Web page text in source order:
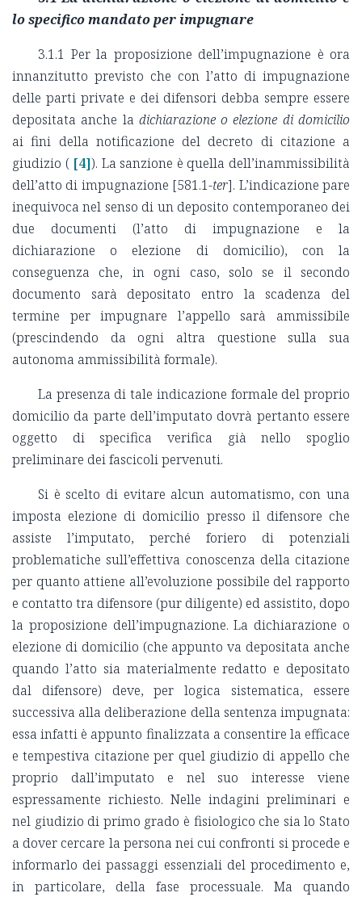
lo specifico mandato per impugnare
3.1.1 Per la proposizione dell’impugnazione è ora
innanzitutto previsto che con l’atto di impugnazione
delle parti private e dei difensori debba sempre essere
depositata anche la dichiarazione o elezione di domicilio
ai fini della notificazione del decreto di citazione a
giudizio ( [4]). La sanzione è quella dell’inammissibilità
dell’atto di impugnazione [581.1-ter]. L’indicazione pare
inequivoca nel senso di un deposito contemporaneo dei
due documenti (l’atto di impugnazione e la
dichiarazione o elezione di domicilio), con la
conseguenza che, in ogni caso, solo se il secondo
documento sarà depositato entro la scadenza del
termine per impugnare l’appello sarà ammissibile
(prescindendo da ogni altra questione sulla sua
autonoma ammissibilità formale).
La presenza di tale indicazione formale del proprio
domicilio da parte dell’imputato dovrà pertanto essere
oggetto di specifica verifica già nello spoglio
preliminare dei fascicoli pervenuti.
Si è scelto di evitare alcun automatismo, con una
imposta elezione di domicilio presso il difensore che
assiste l’imputato, perché foriero di potenziali
problematiche sull’effettiva conoscenza della citazione
per quanto attiene all’evoluzione possibile del rapporto
e contatto tra difensore (pur diligente) ed assistito, dopo
la proposizione dell’impugnazione. La dichiarazione o
elezione di domicilio (che appunto va depositata anche
quando l’atto sia materialmente redatto e depositato
dal difensore) deve, per logica sistematica, essere
successiva alla deliberazione della sentenza impugnata:
essa infatti è appunto finalizzata a consentire la efficace
e tempestiva citazione per quel giudizio di appello che
proprio dall’imputato e nel suo interesse viene
espressamente richiesto. Nelle indagini preliminari e
nel giudizio di primo grado è fisiologico che sia lo Stato
a dover cercare la persona nei cui confronti si procede e
informarlo dei passaggi essenziali del procedimento e,
in particolare, della fase processuale. Ma quando